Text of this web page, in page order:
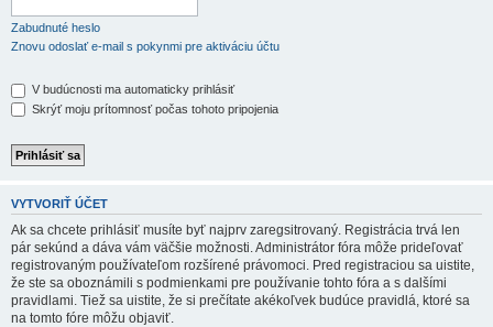
Zabudnuté heslo
Znovu odoslať e-mail s pokynmi pre aktiváciu účtu
V budúcnosti ma automaticky prihlásiť
Skrýť moju prítomnosť počas tohoto pripojenia
VYTVORIŤ ÚČET
Ak sa chcete prihlásiť musíte byť najprv zaregsitrovaný. Registrácia trvá len
pár sekúnd a dáva vám väčšie možnosti. Administrátor fóra môže prideľovať
registrovaným používateľom rozšírené právomoci. Pred registraciou sa uistite,
že ste sa oboznámili s podmienkami pre používanie tohto fóra a s dalšími
pravidlami. Tiež sa uistite, že si prečítate akékoľvek budúce pravidlá, ktoré sa
na tomto fóre môžu objaviť.